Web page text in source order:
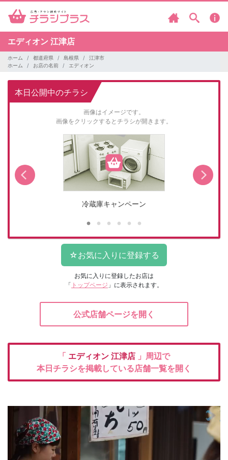
エディオン 江津店
ホーム 都道府県 島根県
江津市
ホーム
お店の名前 エディオン
本日公開中のチラシ
画像はイメージです。
画像をクリックするとチラシが開きます。
冷蔵庫キャンペーン
お気に入りに登録したお店は
「 トップページ 」に表示されます。
公式店舗ページを開く
「 エディオン 江津店 」周辺で
本日チラシを掲載している店舗一覧を開く